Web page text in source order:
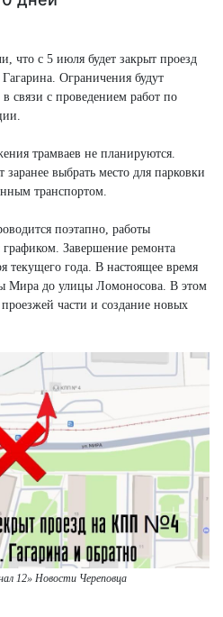
что с 5 июля будет закрыт проезд
Ограничения будут
связи с проведением работ по
трамваев не планируются.
выбрать место для парковки
транспортом.
поэтапно, работы
графиком. Завершение ремонта
текущего года. В настоящее время
Мира до улицы Ломоносова. В этом
части и создание новых
12» Новости Череповца